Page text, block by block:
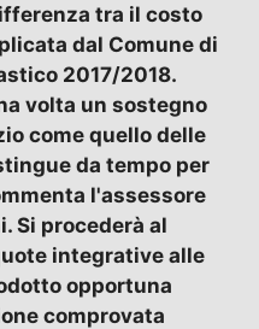
tra il costo
dal Comune di
2017/2018.
volta un sostegno
come quello delle
da tempo per
l'assessore
Si procederà al
integrative alle
opportuna
comprovata